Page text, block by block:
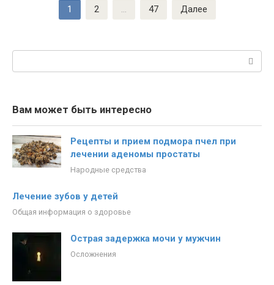
1 2 … 47 Далее
Поиск:
Вам может быть интересно
Рецепты и прием подмора пчел при
лечении аденомы простаты
Народные средства
Лечение зубов у детей
Общая информация о здоровье
Острая задержка мочи у мужчин
Осложнения